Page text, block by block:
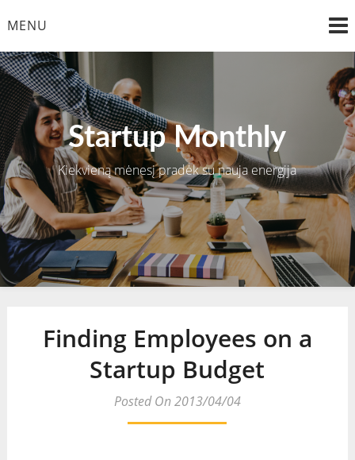
toMENU
Startup Monthly
Kiekvieną mėnesį pradėk su nauja energija
Finding Employees on a
Startup Budget
Posted On 2013/04/04